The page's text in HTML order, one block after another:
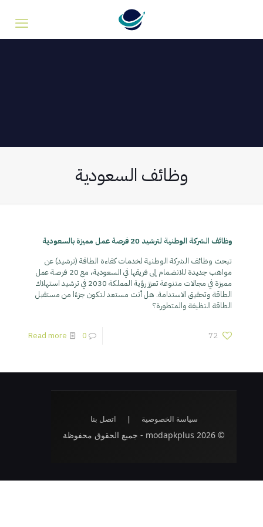
وظائف السعودية
وظائف الشركة الوطنية لترشيد 20 فرصة عمل مميزة بالسعودية
تبحث وظائف الشركة الوطنية لخدمات كفاءة الطاقة (ترشيد) عن
مواهب جديدة للانضمام إلى فريقها في السعودية، مع 20 فرصة عمل
مميزة في مجالات متنوعة تعزز رؤية المملكة 2030 في ترشيد استهلاك
الطاقة وتحقيق الاستدامة. هل أنت مستعد لتكون جزءًا من مستقبل
الطاقة النظيفة والمتطورة؟
72
0
Read more
سياسة الخصوصية | اتصل بنا
© 2026 modapkplus - جميع الحقوق محفوظة